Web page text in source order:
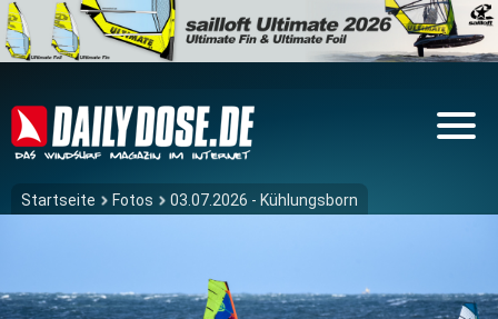
Startseite Fotos 03.07.2026 - Kühlungsborn